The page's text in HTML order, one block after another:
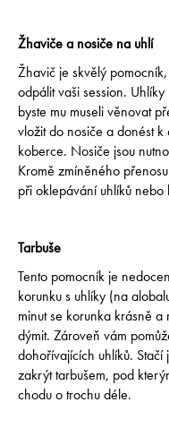
Žhaviče a nosiče na uhlí
Žhavič je skvělý
odpálit vaši session.
byste mu museli věnovat
vložit do nosiče a donést
koberce. Nosiče jsou
Kromě zmíněného
při oklepávání uhlíků
Tarbuše
Tento pomocník je
korunku s uhlíky (na
minut se korunka krásně
dýmit. Zároveň vám
dohořívajících uhlíků.
zakrýt tarbušem, pod
chodu o trochu déle.